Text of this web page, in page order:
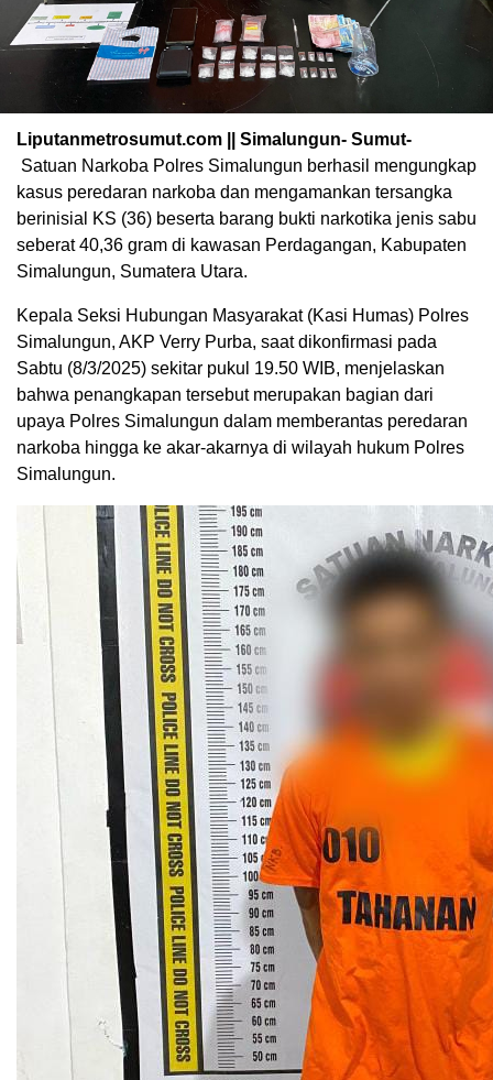
Liputanmetrosumut.com || Simalungun- Sumut-
Satuan Narkoba Polres Simalungun berhasil mengungkap
kasus peredaran narkoba dan mengamankan tersangka
berinisial KS (36) beserta barang bukti narkotika jenis sabu
seberat 40,36 gram di kawasan Perdagangan, Kabupaten
Simalungun, Sumatera Utara.
Kepala Seksi Hubungan Masyarakat (Kasi Humas) Polres
Simalungun, AKP Verry Purba, saat dikonfirmasi pada
Sabtu (8/3/2025) sekitar pukul 19.50 WIB, menjelaskan
bahwa penangkapan tersebut merupakan bagian dari
upaya Polres Simalungun dalam memberantas peredaran
narkoba hingga ke akar-akarnya di wilayah hukum Polres
Simalungun.